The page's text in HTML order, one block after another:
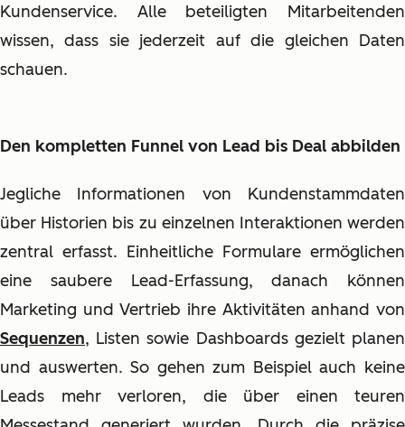
Kundenservice. Alle beteiligten Mitarbeitenden
wissen, dass sie jederzeit auf die gleichen Daten
schauen.
Den kompletten Funnel von Lead bis Deal abbilden
Jegliche Informationen von Kundenstammdaten
über Historien bis zu einzelnen Interaktionen werden
zentral erfasst. Einheitliche Formulare ermöglichen
eine saubere Lead-Erfassung, danach können
Marketing und Vertrieb ihre Aktivitäten anhand von
Sequenzen, Listen sowie Dashboards gezielt planen
und auswerten. So gehen zum Beispiel auch keine
Leads mehr verloren, die über einen teuren